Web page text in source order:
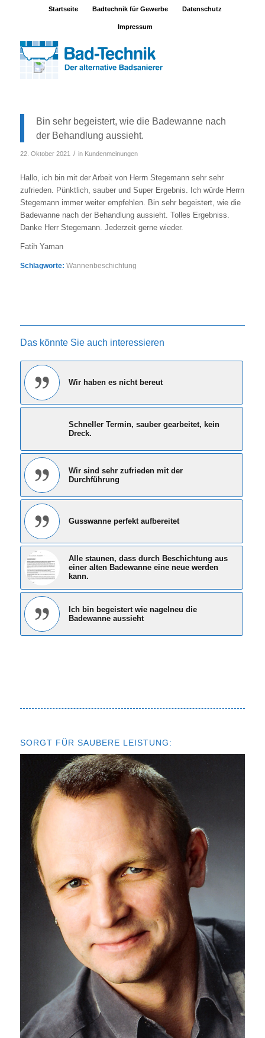
Startseite Badtechnik für Gewerbe Datenschutz
Impressum
Bin sehr begeistert, wie die Badewanne nach
der Behandlung aussieht.
22. Oktober 2021 / in Kundenmeinungen
Hallo, ich bin mit der Arbeit von Herrn Stegemann sehr sehr
zufrieden. Pünktlich, sauber und Super Ergebnis. Ich würde Herrn
Stegemann immer weiter empfehlen. Bin sehr begeistert, wie die
Badewanne nach der Behandlung aussieht. Tolles Ergebniss.
Danke Herr Stegemann. Jederzeit gerne wieder.
Fatih Yaman
Schlagworte: Wannenbeschichtung
Das könnte Sie auch interessieren
Wir haben es nicht bereut
Schneller Termin, sauber gearbeitet, kein
Dreck.
Wir sind sehr zufrieden mit der
Durchführung
Gusswanne perfekt aufbereitet
Alle staunen, dass durch Beschichtung aus
einer alten Badewanne eine neue werden
kann.
Ich bin begeistert wie nagelneu die
Badewanne aussieht
SORGT FÜR SAUBERE LEISTUNG: